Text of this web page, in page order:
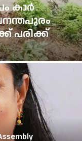
കാർ
പരിക്ക്